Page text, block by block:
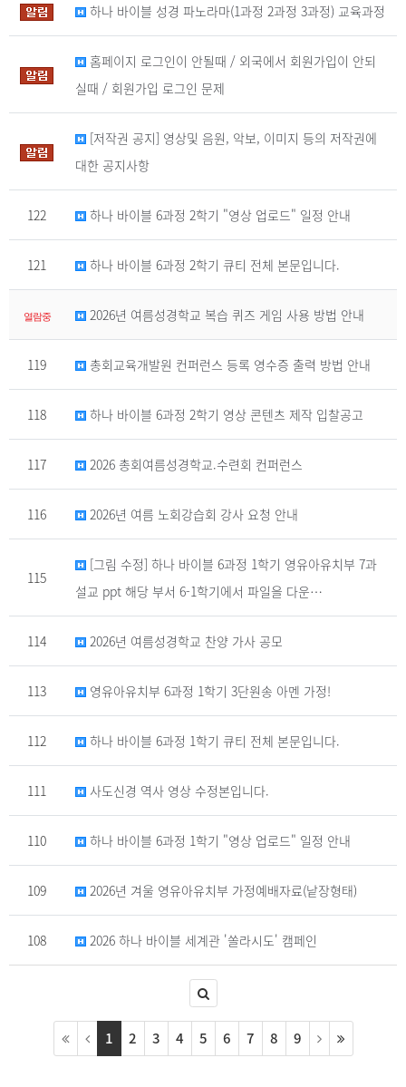
하나 바이블 성경 파노라마(1과정 2과정 3과정) 교육과정
홈페이지 로그인이 안될때 / 외국에서 회원가입이 안되
실때 / 회원가입 로그인 문제
[저작권 공지] 영상및 음원, 악보, 이미지 등의 저작권에
대한 공지사항
122 하나 바이블 6과정 2학기 "영상 업로드" 일정 안내
121 하나 바이블 6과정 2학기 큐티 전체 본문입니다.
열람중 2026년 여름성경학교 복습 퀴즈 게임 사용 방법 안내
119 총회교육개발원 컨퍼런스 등록 영수증 출력 방법 안내
118 하나 바이블 6과정 2학기 영상 콘텐츠 제작 입찰공고
117 2026 총회여름성경학교.수련회 컨퍼런스
116 2026년 여름 노회강습회 강사 요청 안내
115
[그림 수정] 하나 바이블 6과정 1학기 영유아유치부 7과
설교 ppt 해당 부서 6-1학기에서 파일을 다운…
114 2026년 여름성경학교 찬양 가사 공모
113 영유아유치부 6과정 1학기 3단원송 아멘 가정!
112 하나 바이블 6과정 1학기 큐티 전체 본문입니다.
111 사도신경 역사 영상 수정본입니다.
110 하나 바이블 6과정 1학기 "영상 업로드" 일정 안내
109 2026년 겨울 영유아유치부 가정예배자료(낱장형태)
108 2026 하나 바이블 세계관 '쏠라시도' 캠페인
1 2 3 4 5 6 7 8 9